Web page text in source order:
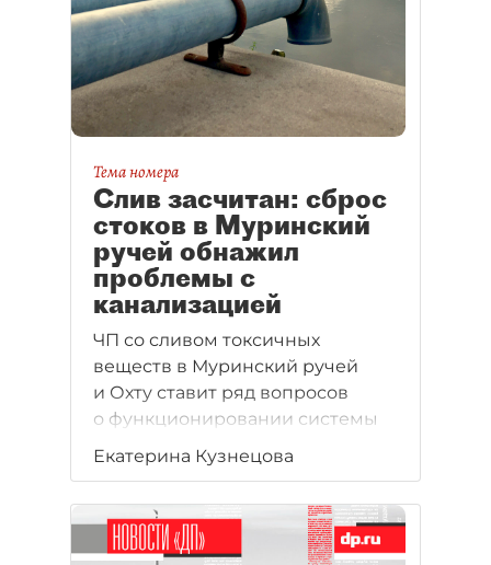
Тема номера
Слив засчитан: сброс
стоков в Муринский
ручей обнажил
проблемы с
канализацией
ЧП со сливом токсичных
веществ в Муринский ручей
и Охту ставит ряд вопросов
о функционировании системы
водоотведения
и ответственности различных
экологическую безопасность.
Екатерина Кузнецова